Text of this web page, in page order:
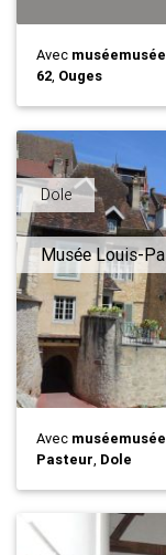
Avec
62, Ouges
Dole
Musée Louis-
Avec
Pasteur, Dole